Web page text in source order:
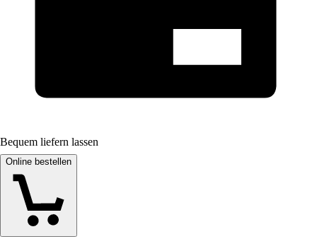
Bequem liefern lassen
Online bestellen